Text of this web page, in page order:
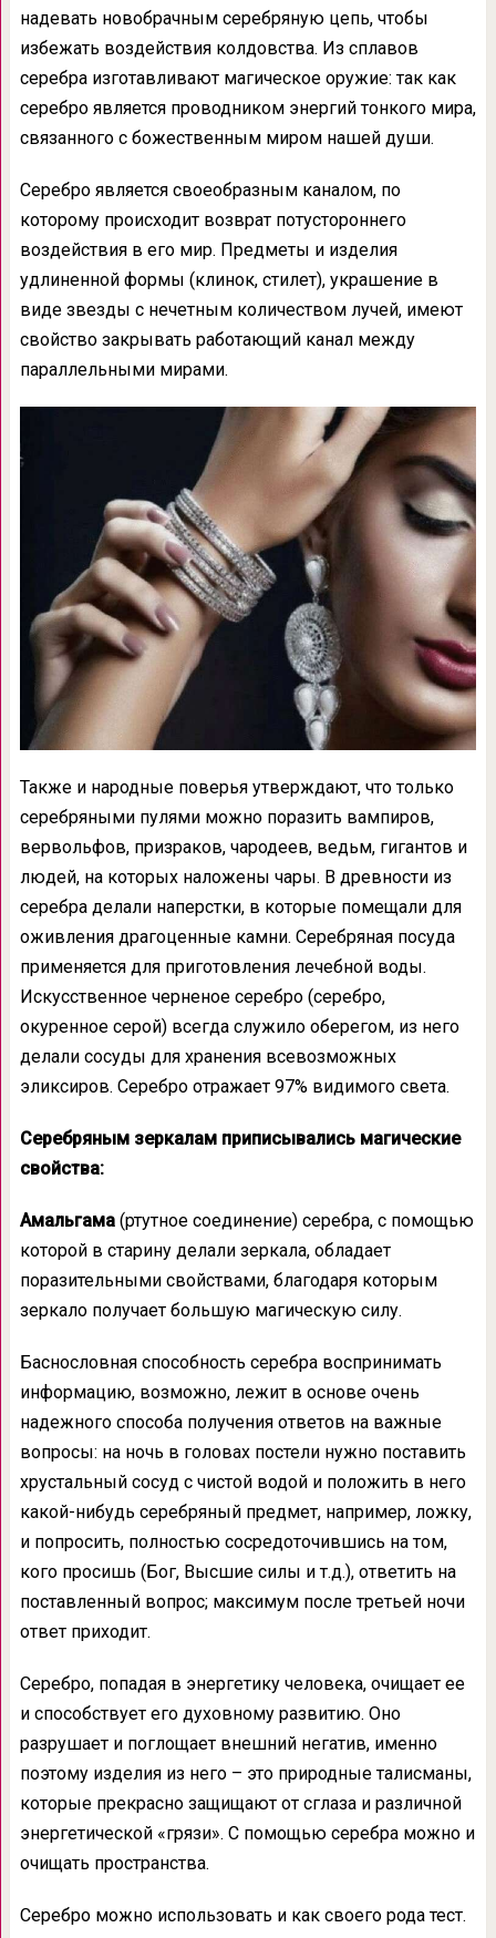
надевать новобрачным серебряную цепь, чтобы
избежать воздействия колдовства. Из сплавов
серебра изготавливают магическое оружие: так как
серебро является проводником энергий тонкого мира,
связанного с божественным миром нашей души.
Серебро является своеобразным каналом, по
которому происходит возврат потустороннего
воздействия в его мир. Предметы и изделия
удлиненной формы (клинок, стилет), украшение в
виде звезды с нечетным количеством лучей, имеют
свойство закрывать работающий канал между
параллельными мирами.
Также и народные поверья утверждают, что только
серебряными пулями можно поразить вампиров,
вервольфов, призраков, чародеев, ведьм, гигантов и
людей, на которых наложены чары. В древности из
серебра делали наперстки, в которые помещали для
оживления драгоценные камни. Серебряная посуда
применяется для приготовления лечебной воды.
Искусственное черненое серебро (серебро,
окуренное серой) всегда служило оберегом, из него
делали сосуды для хранения всевозможных
эликсиров. Серебро отражает 97% видимого света.
Серебряным зеркалам приписывались магические
свойства:
Амальгама(ртутное соединение) серебра, с помощью
которой в старину делали зеркала, обладает
поразительными свойствами, благодаря которым
зеркало получает большую магическую силу.
Баснословная способность серебра воспринимать
информацию, возможно, лежит в основе очень
надежного способа получения ответов на важные
вопросы: на ночь в головах постели нужно поставить
хрустальный сосуд с чистой водой и положить в него
какой-нибудь серебряный предмет, например, ложку,
и попросить, полностью сосредоточившись на том,
кого просишь (Бог, Высшие силы и т.д.), ответить на
поставленный вопрос; максимум после третьей ночи
ответ приходит.
Серебро, попадая в энергетику человека, очищает ее
и способствует его духовному развитию. Оно
разрушает и поглощает внешний негатив, именно
поэтому изделия из него – это природные талисманы,
которые прекрасно защищают от сглаза и различной
энергетической «грязи». С помощью серебра можно и
очищать пространства.
Серебро можно использовать и как своего рода тест.